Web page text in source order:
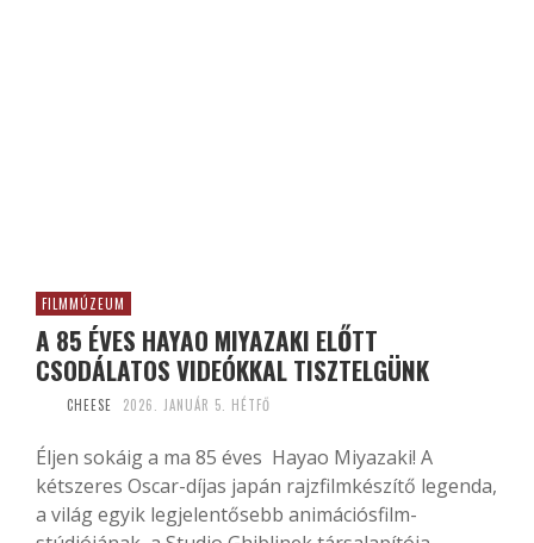
FILMMÚZEUM
A 85 ÉVES HAYAO MIYAZAKI ELŐTT
CSODÁLATOS VIDEÓKKAL TISZTELGÜNK
CHEESE 2026. JANUÁR 5. HÉTFŐ
Éljen sokáig a ma 85 éves Hayao Miyazaki! A
kétszeres Oscar-díjas japán rajzfilmkészítő legenda,
a világ egyik legjelentősebb animációsfilm-